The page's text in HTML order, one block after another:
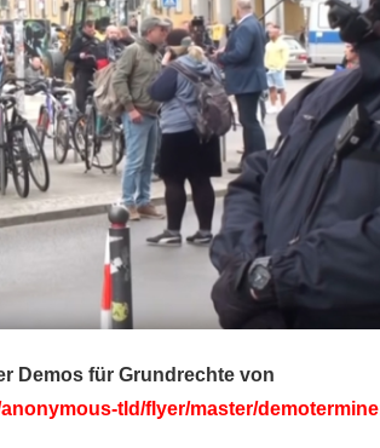
Demos für Grundrechte von
tld/flyer/master/